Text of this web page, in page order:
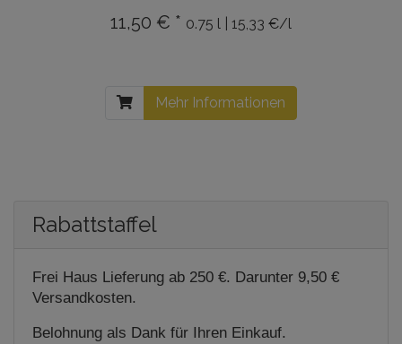
11,50 € * 0.75 l | 15,33 €/l
Mehr Informationen
Rabattstaffel
Frei Haus Lieferung ab 250 €. Darunter 9,50 €
Versandkosten.
Belohnung als Dank für Ihren Einkauf.